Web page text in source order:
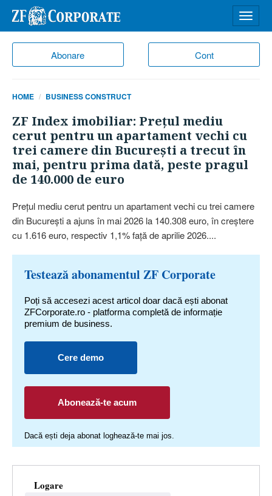
Abonare Cont
meniu
HOME BUSINESS CONSTRUCT
ZF Index imobiliar: Preţul mediu
cerut pentru un apartament vechi cu
trei camere din Bucureşti a trecut în
mai, pentru prima dată, peste pragul
de 140.000 de euro
Preţul mediu cerut pentru un a­partament vechi cu trei camere
din Bucureşti a ajuns în mai 2026 la 140.308 euro, în creştere
cu 1.616 euro, respectiv 1,1% faţă de aprilie 2026....
Testează abonamentul ZF Corporate
Poți să accesezi acest articol doar dacă ești abonat
ZFCorporate.ro - platforma completă de informație
premium de business.
Cere demo
Abonează-te acum
Dacă ești deja abonat loghează-te mai jos.
Logare